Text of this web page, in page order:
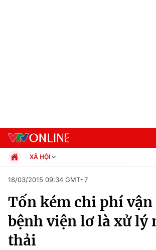
Chuyên mục
Chính trị
XÃ HỘI
Xã hội
Pháp luật
Thể thao
Truyền hình
18/03/2015 09:34 GMT+7
Tốn kém chi phí
bệnh viện lơ là xử lý
thải